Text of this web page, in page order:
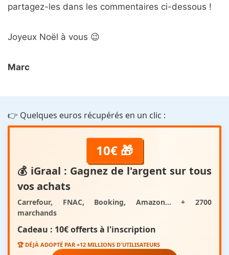
partagez-les dans les commentaires ci-dessous !
Joyeux Noël à vous 😉
Marc
👉 Quelques euros récupérés en un clic :
10€ 🎁
💰 iGraal : Gagnez de l'argent sur tous
vos achats
Carrefour, FNAC, Booking, Amazon... + 2700
marchands
Cadeau : 10€ offertsà l'inscription
🏆 DÉJÀ ADOPTÉ PAR +12 MILLIONS D'UTILISATEURS